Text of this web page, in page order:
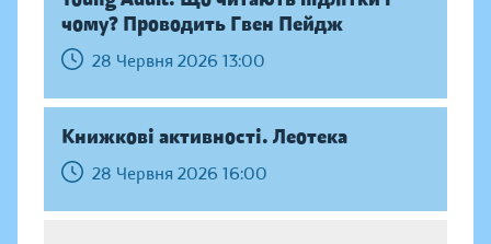
чому? Проводить Гвен Пейдж
28 Червня 2026 13:00
Книжкові активності. Леотека
28 Червня 2026 16:00